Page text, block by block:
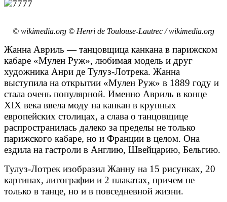
© wikimedia.org © Henri de Toulouse-Lautrec / wikimedia.org
Жанна Авриль — танцовщица канкана в парижском
кабаре «Мулен Руж», любимая модель и друг
художника Анри де Тулуз-Лотрека. Жанна
выступила на открытии «Мулен Руж» в 1889 году и
стала очень популярной. Именно Авриль в конце
XIX века ввела моду на канкан в крупных
европейских столицах, а слава о танцовщице
распространилась далеко за пределы не только
парижского кабаре, но и Франции в целом. Она
ездила на гастроли в Англию, Швейцарию, Бельгию.
Тулуз-Лотрек изобразил Жанну на 15 рисунках, 20
картинах, литографии и 2 плакатах, причем не
только в танце, но и в повседневной жизни.